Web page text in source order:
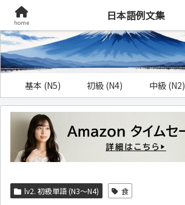
基本 (N5) 初級 (N4) 中級 (N2)
lv2. 初級単語 (N3～N4) 食
home
日本語例文集